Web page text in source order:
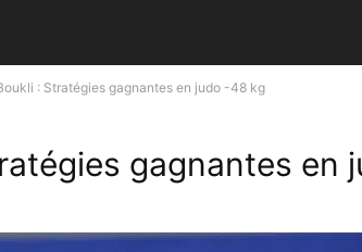
: Stratégies gagnantes en judo -48 kg
gagnantes en